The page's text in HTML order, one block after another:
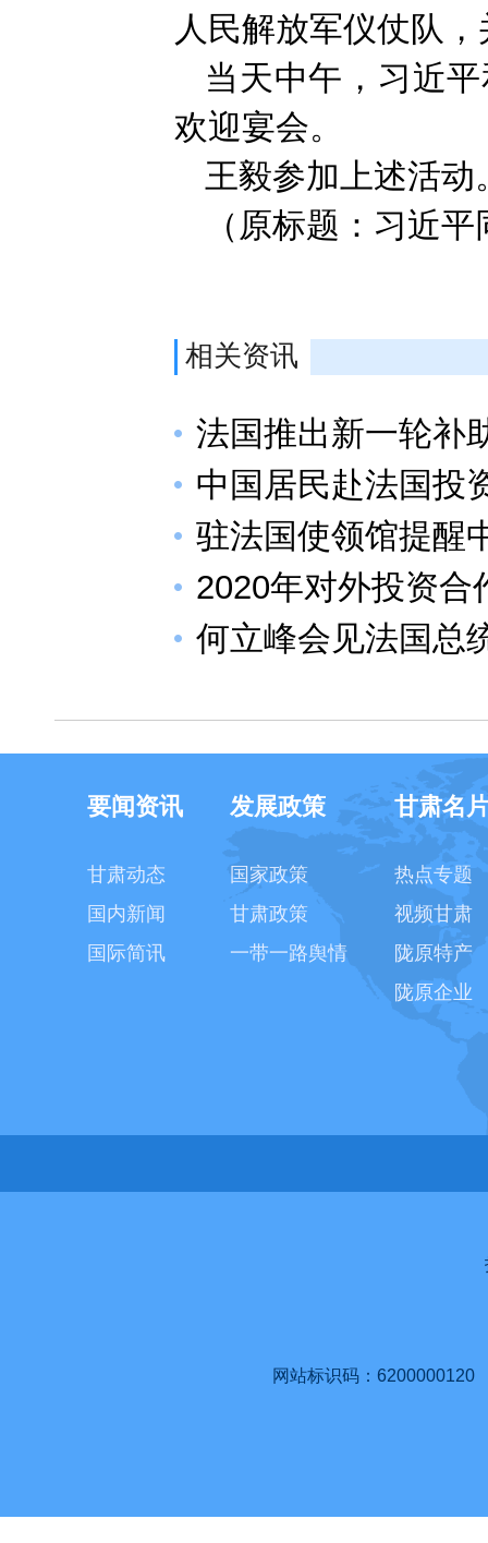
人民解放军仪仗队
当天中午，习近
欢迎宴会。
王毅参加上述活动
（原标题：习近
相关资讯
法国推出新一轮补
中国居民赴法国投
驻法国使领馆提醒
2020年对外投资合
何立峰会见法国总
要闻资讯
甘肃动态
国内新闻
国际简讯
发展政策
国家政策
甘肃政策
一带一路舆情
甘肃名
热点专题
视频甘肃
陇原特产
陇原企业
网站标识码：6200000120